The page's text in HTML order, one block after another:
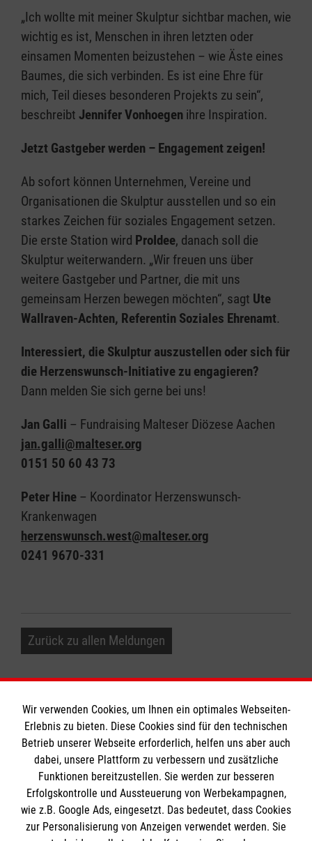
„Ich wollte mit meiner Skulptur sichtbar machen, wie
wichtig es ist, Menschen in ihren letzten oder
einsamen Momenten beizustehen – wie Äste eines
Baumes, die sich verbinden. Es ist eine Ehre für
mich, Teil dieses besonderen Projekts zu sein“,
beschreibt Jennifer Vonhoegen ihre Inspiration.
Jetzt Gastgeber werden – Engagement zeigen!
Ab sofort können Unternehmen, Vereine und
Organisationen die Skulptur ausstellen und so ein
starkes Zeichen für soziales Engagement setzen.
Die erste Station wird ProIdee, danach soll die
Skulptur weiterwandern. „Wir freuen uns über
weitere Gastgeber und Partner, die mit uns
gemeinsam Herzen bewegen möchten“, sagt Ute
Wallraven-Achten, Referentin Soziales Ehrenamt.
Interessiert, die Skulptur auszustellen oder sich für
die Herzenswunsch-Initiative zu engagieren?
Dann melden Sie sich gerne bei uns!
Jan Galli – Fundraising Malteser Diözese Aachen
jan.galli@malteser.org
0151 50 60 43 73
Peter Hine – Koordinator Herzenswunsch-
Krankenwagen
herzenswunsch.west@malteser.org
0241 9670-331
Zurück zu allen Meldungen
Informationen
Impressum
Datenschutz
Kontakt
Die Malteser
Wir verwenden Cookies, um Ihnen ein optimales Webseiten-
Erlebnis zu bieten. Diese Cookies sind für den technischen
Betrieb unserer Webseite erforderlich, helfen uns aber auch
dabei, unsere Plattform zu verbessern und zusätzliche
Funktionen bereitzustellen. Sie werden zur besseren
Erfolgskontrolle und Aussteuerung von Werbekampagnen,
wie z.B. Google Ads, eingesetzt. Das bedeutet, dass Cookies
zur Personalisierung von Anzeigen verwendet werden. Sie